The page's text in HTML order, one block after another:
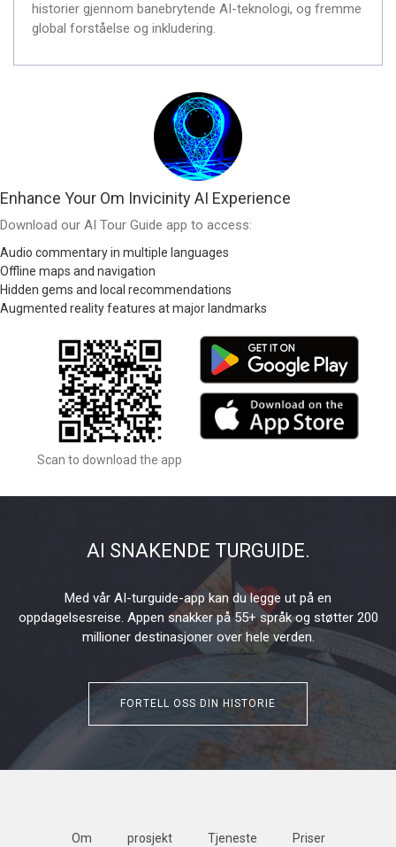
historier gjennom banebrytende AI-teknologi, og fremme
global forståelse og inkludering.
Enhance Your Om Invicinity AI Experience
Download our AI Tour Guide app to access:
Audio commentary in multiple languages
Offline maps and navigation
Hidden gems and local recommendations
Augmented reality features at major landmarks
Scan to download the app
AI SNAKENDE TURGUIDE.
Med vår AI-turguide-app kan du legge ut på en
oppdagelsesreise. Appen snakker på 55+ språk og støtter 200
millioner destinasjoner over hele verden.
FORTELL OSS DIN HISTORIE
Om prosjekt Tjeneste Priser